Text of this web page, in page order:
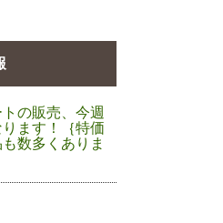
の販売、今週
ます！｛特価
数多くありま